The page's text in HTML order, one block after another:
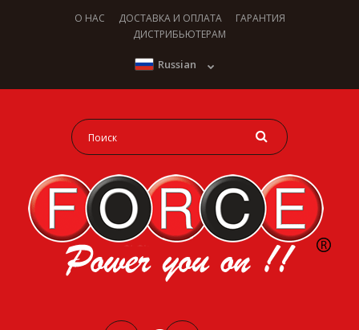
О НАС ДОСТАВКА И ОПЛАТА
ГАРАНТИЯ
ДИСТРИБЬЮТЕРАМ
Russian